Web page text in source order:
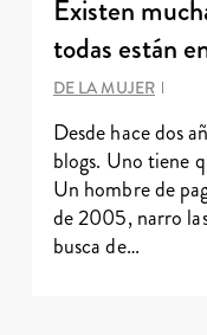
Existen
todas están
DE LA MUJER
Desde hace dos
blogs. Uno tiene
Un hombre de
de 2005, narro
busca de…